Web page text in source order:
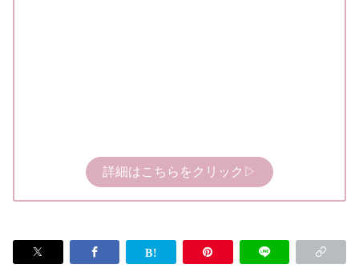
詳細はこちらをクリック▷